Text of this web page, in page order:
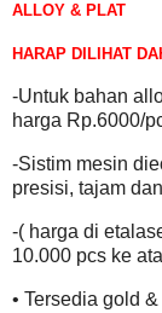
ALLOY & PLAT
HARAP DILIHAT
-Untuk bahan
harga Rp.6000/
-Sistim mesin
presisi, tajam
-( harga di
10.000 pcs ke
• Tersedia gold